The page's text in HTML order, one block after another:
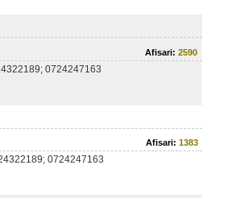
Afisari: 2590
0724247163
Afisari: 1383
0724247163